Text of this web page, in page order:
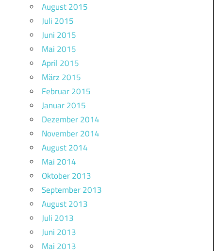
August 2015
Juli 2015
Juni 2015
Mai 2015
April 2015
März 2015
Februar 2015
Januar 2015
Dezember 2014
November 2014
August 2014
Mai 2014
Oktober 2013
September 2013
August 2013
Juli 2013
Juni 2013
Mai 2013